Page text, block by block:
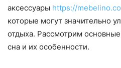
аксессуары https://
которые могут значительно
отдыха. Рассмотрим
сна и их особенности.